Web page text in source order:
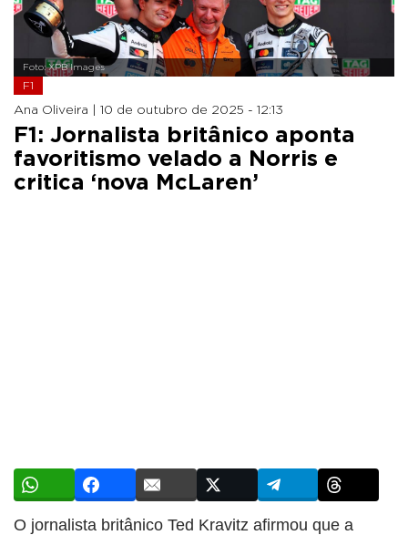
Foto: XPB Images
F1
Ana Oliveira | 10 de outubro de 2025 - 12:13
F1: Jornalista britânico aponta
favoritismo velado a Norris e
critica ‘nova McLaren’
O jornalista britânico Ted Kravitz afirmou que a